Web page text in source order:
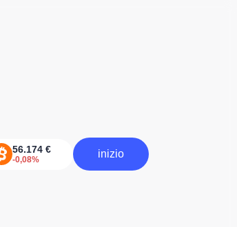
inizio
inizia